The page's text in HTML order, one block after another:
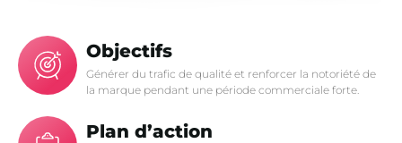
Objectifs
Générer du trafic de qualité et renforcer la notoriété de
la marque pendant une période commerciale forte.
Plan d’action